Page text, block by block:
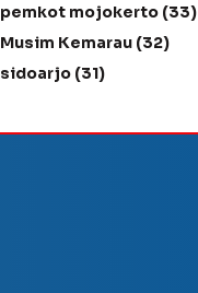
pemkot mojokerto (33)
Musim Kemarau (32)
sidoarjo (31)